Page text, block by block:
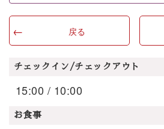
戻る
チェックイン/チェックアウト
15:00 / 10:00
お食事